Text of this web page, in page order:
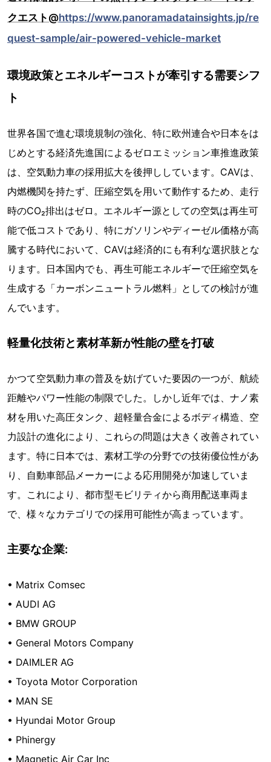
クエスト@https://www.panoramadatainsights.jp/re
quest-sample/air-powered-vehicle-market
環境政策とエネルギーコストが牽引する需要シフ
ト
世界各国で進む環境規制の強化、特に欧州連合や日本をは
じめとする経済先進国によるゼロエミッション車推進政策
は、空気動力車の採用拡大を後押ししています。CAVは、
内燃機関を持たず、圧縮空気を用いて動作するため、走行
時のCO₂排出はゼロ。エネルギー源としての空気は再生可
能で低コストであり、特にガソリンやディーゼル価格が高
騰する時代において、CAVは経済的にも有利な選択肢とな
ります。日本国内でも、再生可能エネルギーで圧縮空気を
生成する「カーボンニュートラル燃料」としての検討が進
んでいます。
軽量化技術と素材革新が性能の壁を打破
かつて空気動力車の普及を妨げていた要因の一つが、航続
距離やパワー性能の制限でした。しかし近年では、ナノ素
材を用いた高圧タンク、超軽量合金によるボディ構造、空
力設計の進化により、これらの問題は大きく改善されてい
ます。特に日本では、素材工学の分野での技術優位性があ
り、自動車部品メーカーによる応用開発が加速していま
す。これにより、都市型モビリティから商用配送車両ま
で、様々なカテゴリでの採用可能性が高まっています。
主要な企業:
• Matrix Comsec
• AUDI AG
• BMW GROUP
• General Motors Company
• DAIMLER AG
• Toyota Motor Corporation
• MAN SE
• Hyundai Motor Group
• Phinergy
• Magnetic Air Car Inc